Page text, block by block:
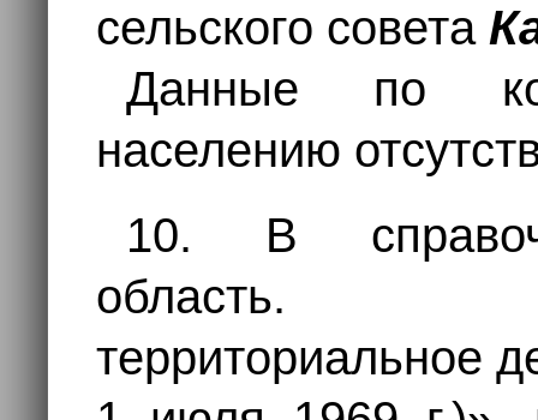
сельского совета
Данные по
населению
10. В
область.
территориальное